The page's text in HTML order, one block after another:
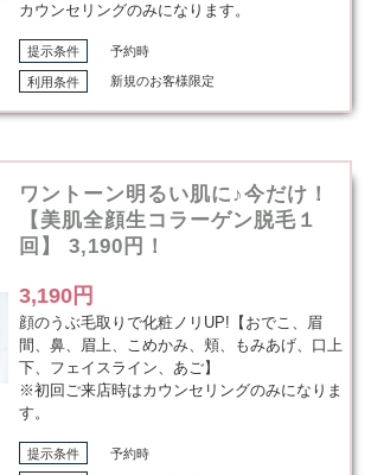
カウンセリングのみになります。
提示条件 予約時
利用条件 新規のお客様限定
ワントーン明るい肌に♪今だけ！
【美肌全顔生コラーゲン脱毛１
回】 3,190円！
3,190円
顔のうぶ毛取りで化粧ノリUP!【おでこ、眉
間、鼻、眉上、こめかみ、頬、もみあげ、口上
下、フェイスライン、あご】
※初回ご来店時はカウンセリングのみになりま
す。
提示条件 予約時